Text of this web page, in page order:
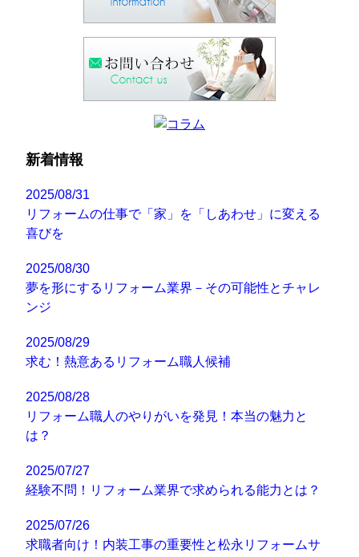
新着情報
2025/08/31
リフォームの仕事で「家」を「しあわせ」に変える
喜びを
2025/08/30
夢を形にするリフォーム業界－その可能性とチャレ
ンジ
2025/08/29
求む！熱意あるリフォーム職人候補
2025/08/28
リフォーム職人のやりがいを発見！本当の魅力と
は？
2025/07/27
経験不問！リフォーム業界で求められる能力とは？
2025/07/26
求職者向け！内装工事の重要性と松永リフォームサ